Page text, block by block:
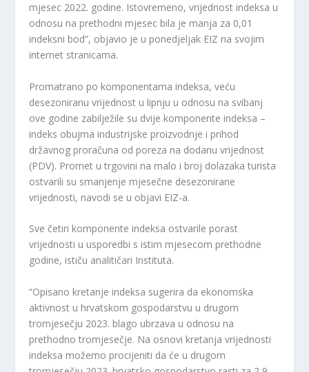
mjesec 2022. godine. Istovremeno, vrijednost indeksa u
odnosu na prethodni mjesec bila je manja za 0,01
indeksni bod”, objavio je u ponedjeljak EIZ na svojim
internet stranicama.
Promatrano po komponentama indeksa, veću
desezoniranu vrijednost u lipnju u odnosu na svibanj
ove godine zabilježile su dvije komponente indeksa –
indeks obujma industrijske proizvodnje i prihod
državnog proračuna od poreza na dodanu vrijednost
(PDV). Promet u trgovini na malo i broj dolazaka turista
ostvarili su smanjenje mjesečne desezonirane
vrijednosti, navodi se u objavi EIZ-a.
Sve četiri komponente indeksa ostvarile porast
vrijednosti u usporedbi s istim mjesecom prethodne
godine, ističu analitičari Instituta.
“Opisano kretanje indeksa sugerira da ekonomska
aktivnost u hrvatskom gospodarstvu u drugom
tromjesečju 2023. blago ubrzava u odnosu na
prethodno tromjesečje. Na osnovi kretanja vrijednosti
indeksa možemo procijeniti da će u drugom